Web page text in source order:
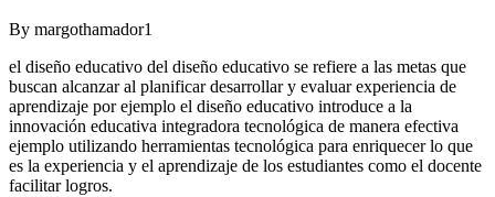
By margothamador1
el diseño educativo del diseño educativo se refiere a las metas que
buscan alcanzar al planificar desarrollar y evaluar experiencia de
aprendizaje por ejemplo el diseño educativo introduce a la
innovación educativa integradora tecnológica de manera efectiva
ejemplo utilizando herramientas tecnológica para enriquecer lo que
es la experiencia y el aprendizaje de los estudiantes como el docente
facilitar logros.